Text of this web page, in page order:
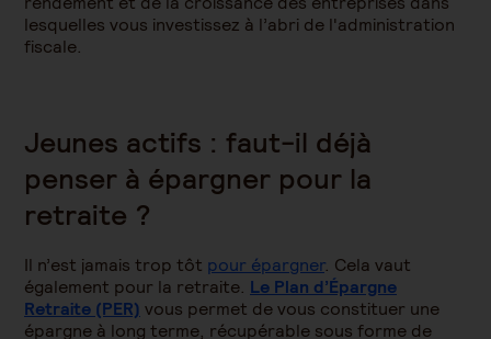
lesquelles vous investissez à l’abri de l'administration
fiscale.
Jeunes actifs : faut-il déjà
penser à épargner pour la
retraite ?
Il n’est jamais trop tôt pour épargner. Cela vaut
également pour la retraite. Le Plan d’Épargne
Retraite (PER) vous permet de vous constituer une
épargne à long terme, récupérable sous forme de